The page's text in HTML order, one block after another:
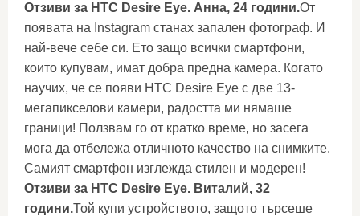
Отзиви за HTC Desire Eye. Анна, 24 години.От
появата на Instagram станах запален фотограф. И
най-вече себе си. Ето защо всички смартфони,
които купувам, имат добра предна камера. Когато
научих, че се появи HTC Desire Eye с две 13-
мегапикселови камери, радостта ми нямаше
граници! Ползвам го от кратко време, но засега
мога да отбележа отличното качество на снимките.
Самият смартфон изглежда стилен и модерен!
Отзиви за HTC Desire Eye. Виталий, 32
години.Той купи устройството, защото търсеше